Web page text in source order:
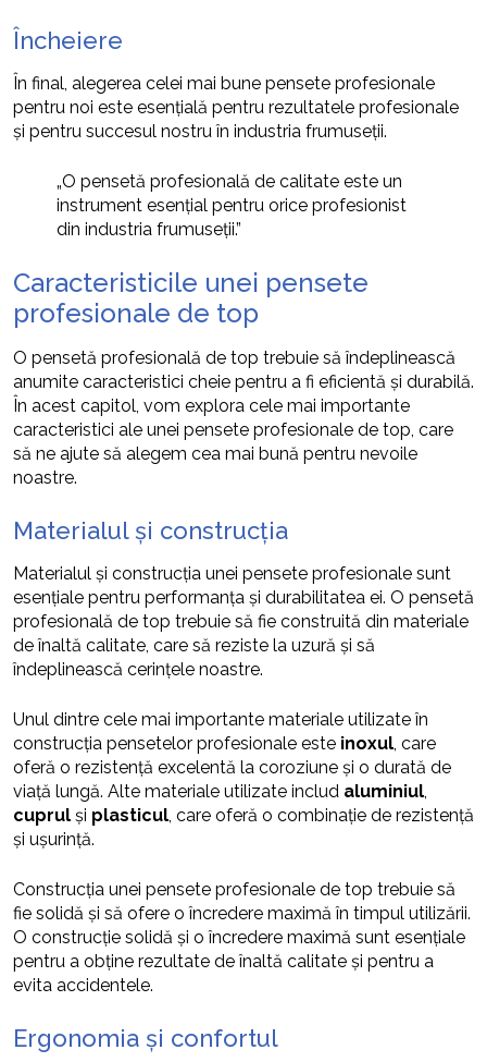
Încheiere
În final, alegerea celei mai bune pensete profesionale
pentru noi este esențială pentru rezultatele profesionale
și pentru succesul nostru în industria frumuseții.
„O pensetă profesională de calitate este un
instrument esențial pentru orice profesionist
din industria frumuseții.”
Caracteristicile unei pensete
profesionale de top
O pensetă profesională de top trebuie să îndeplinească
anumite caracteristici cheie pentru a fi eficientă și durabilă.
În acest capitol, vom explora cele mai importante
caracteristici ale unei pensete profesionale de top, care
să ne ajute să alegem cea mai bună pentru nevoile
noastre.
Materialul și construcția
Materialul și construcția unei pensete profesionale sunt
esențiale pentru performanța și durabilitatea ei. O pensetă
profesională de top trebuie să fie construită din materiale
de înaltă calitate, care să reziste la uzură și să
îndeplinească cerințele noastre.
Unul dintre cele mai importante materiale utilizate în
construcția pensetelor profesionale este inoxul, care
oferă o rezistență excelentă la coroziune și o durată de
viață lungă. Alte materiale utilizate includ aluminiul,
cuprul și plasticul, care oferă o combinație de rezistență
și ușurință.
Construcția unei pensete profesionale de top trebuie să
fie solidă și să ofere o încredere maximă în timpul utilizării.
O construcție solidă și o încredere maximă sunt esențiale
pentru a obține rezultate de înaltă calitate și pentru a
evita accidentele.
Ergonomia și confortul